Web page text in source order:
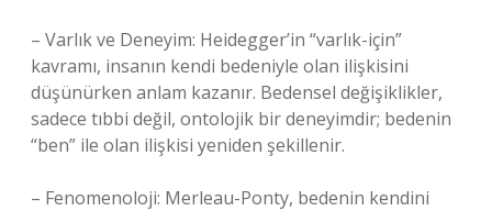
– Varlık ve Deneyim: Heidegger’in “varlık-için”
kavramı, insanın kendi bedeniyle olan ilişkisini
düşünürken anlam kazanır. Bedensel değişiklikler,
sadece tıbbi değil, ontolojik bir deneyimdir; bedenin
“ben” ile olan ilişkisi yeniden şekillenir.
– Fenomenoloji: Merleau-Ponty, bedenin kendini